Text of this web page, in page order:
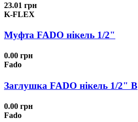
23.01 грн
K-FLEX
Муфта FADO нікель 1/2"
0.00 грн
Fado
Заглушка FADO нікель 1/2" В
0.00 грн
Fado